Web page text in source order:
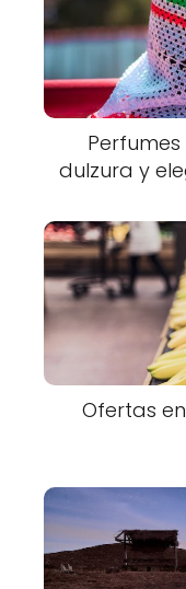
dulzura y
Ofertas